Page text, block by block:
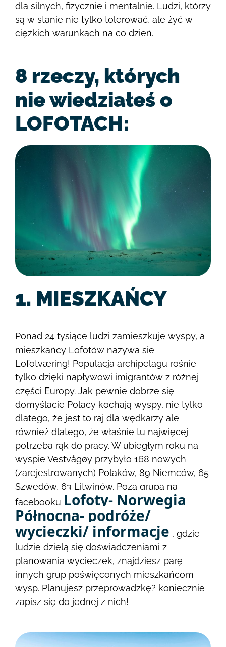
dla silnych, fizycznie i mentalnie. Ludzi, którzy
są w stanie nie tylko tolerować, ale żyć w
ciężkich warunkach na co dzień.
8 rzeczy, których
nie wiedziałeś o
LOFOTACH:
1. MIESZKAŃCY
Ponad 24 tysiące ludzi zamieszkuje wyspy, a
mieszkańcy Lofotów nazywa sie
Lofotværing! Populacja archipelagu rośnie
tylko dzięki napływowi imigrantów z różnej
części Europy. Jak pewnie dobrze się
domyślacie Polacy kochają wyspy, nie tylko
dlatego, że jest to raj dla wędkarzy ale
również dlatego, że właśnie tu najwięcej
potrzeba rąk do pracy. W ubiegłym roku na
wyspie Vestvågøy przybyło 168 nowych
(zarejestrowanych) Polaków, 89 Niemców, 65
Szwedów, 63 Litwinów. Poza grupą na
facebooku Lofoty- Norwegia
Północna- podróże/
wycieczki/ informacje , gdzie
ludzie dzielą się doświadczeniami z
planowania wycieczek, znajdziesz parę
innych grup poświęconych mieszkańcom
wysp. Planujesz przeprowadzkę? koniecznie
zapisz się do jednej z nich!